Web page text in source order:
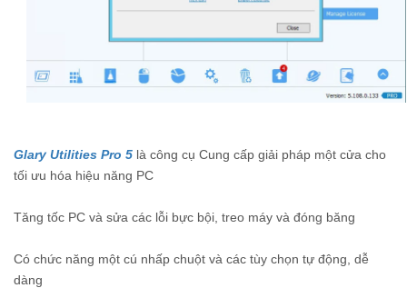
Glary Utilities Pro 5 là công cụ Cung cấp giải pháp một cửa cho
tối ưu hóa hiệu năng PC
Tăng tốc PC và sửa các lỗi bực bội, treo máy và đóng băng
Có chức năng một cú nhấp chuột và các tùy chọn tự động, dễ
dàng